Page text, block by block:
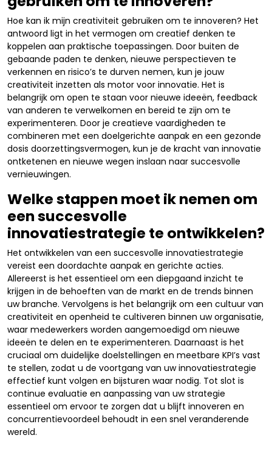
Hoe kan ik mijn creativiteit gebruiken om te innoveren? Het
antwoord ligt in het vermogen om creatief denken te
koppelen aan praktische toepassingen. Door buiten de
gebaande paden te denken, nieuwe perspectieven te
verkennen en risico’s te durven nemen, kun je jouw
creativiteit inzetten als motor voor innovatie. Het is
belangrijk om open te staan voor nieuwe ideeën, feedback
van anderen te verwelkomen en bereid te zijn om te
experimenteren. Door je creatieve vaardigheden te
combineren met een doelgerichte aanpak en een gezonde
dosis doorzettingsvermogen, kun je de kracht van innovatie
ontketenen en nieuwe wegen inslaan naar succesvolle
vernieuwingen.
Welke stappen moet ik nemen om
een succesvolle
innovatiestrategie te ontwikkelen?
Het ontwikkelen van een succesvolle innovatiestrategie
vereist een doordachte aanpak en gerichte acties.
Allereerst is het essentieel om een diepgaand inzicht te
krijgen in de behoeften van de markt en de trends binnen
uw branche. Vervolgens is het belangrijk om een cultuur van
creativiteit en openheid te cultiveren binnen uw organisatie,
waar medewerkers worden aangemoedigd om nieuwe
ideeën te delen en te experimenteren. Daarnaast is het
cruciaal om duidelijke doelstellingen en meetbare KPI’s vast
te stellen, zodat u de voortgang van uw innovatiestrategie
effectief kunt volgen en bijsturen waar nodig. Tot slot is
continue evaluatie en aanpassing van uw strategie
essentieel om ervoor te zorgen dat u blijft innoveren en
concurrentievoordeel behoudt in een snel veranderende
wereld.